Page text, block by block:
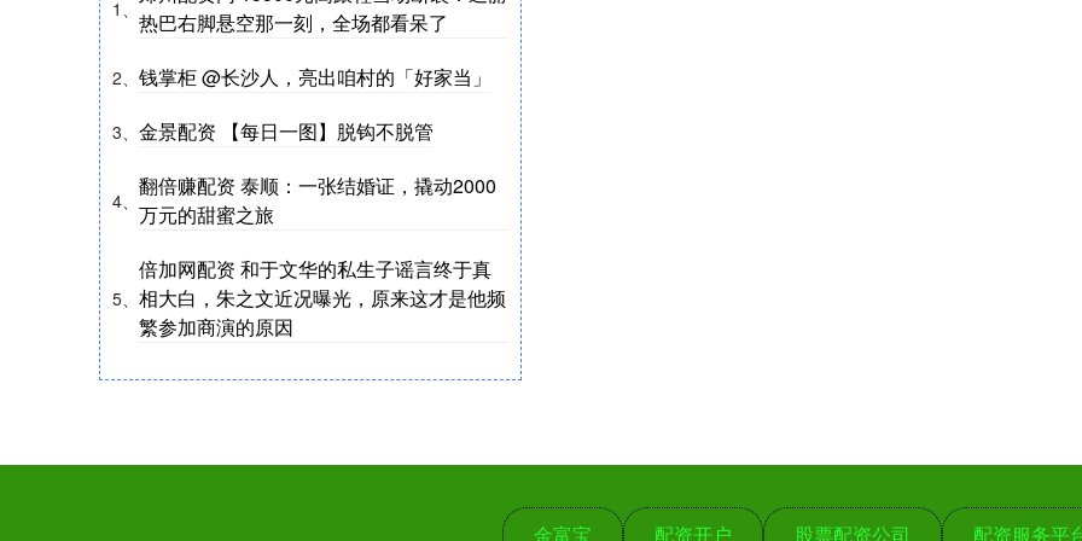
1、 热巴右脚悬空那一刻，全场都看呆了
2、 钱掌柜 @长沙人，亮出咱村的「好家当」
3、 金景配资 【每日一图】脱钩不脱管
4、
翻倍赚配资 泰顺：一张结婚证，撬动2000
万元的甜蜜之旅
5、
倍加网配资 和于文华的私生子谣言终于真
相大白，朱之文近况曝光，原来这才是他频
繁参加商演的原因
金富宝 配资开户 股票配资公司 配资服务平